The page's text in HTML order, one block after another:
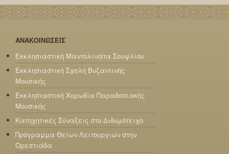
ΑΝΑΚΟΙΝΩΣΕΙΣ
Εκκλησιαστική Μαντολινάτα Σουφλίου
Εκκλησιαστική Σχολή Βυζαντινής
Μουσικής
Εκκλησιαστική Χορωδία Παραδοσιακής
Μουσικής
Κατηχητικές Σύναξεις στο Διδυμότειχο
Πρόγραμμα Θείων Λειτουργιών στην
Ορεστιάδα